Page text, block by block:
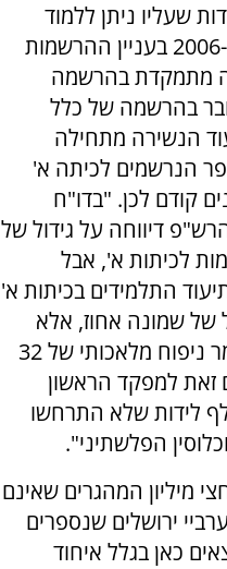
שעליו ניתן ללמוד
מבדיקה שערך הבנק העולמי ב-2006 בעניין ההרשמות
מתמקדת בהרשמה
בהרשמה של כלל
הנשירה מתחילה
הנרשמים לכיתה א'
קודם לכן. "בדו"ח
שהרש"פ דיווחה על גידול של
לכיתות א', אבל
התלמידים בכיתות א'
של שמונה אחוז, אלא
שהיה צמצום של 24 אחוז, כלומר ניפוח מלאכותי של 32
זאת למפקד הראשון
המשמעות היא 250 אלף לידות שלא התרחשו
הפלשתיני".
מיליון המהגרים שאינם
במפקד, 380 אלף ערביי ירושלים שנספרים
שנמצאים כאן בגלל איחוד